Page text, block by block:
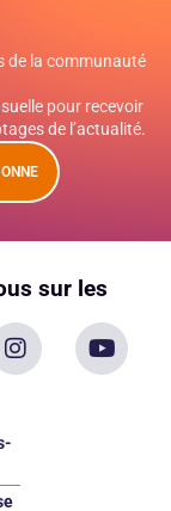
de la communauté
pour recevoir
de l’actualité.
sur les